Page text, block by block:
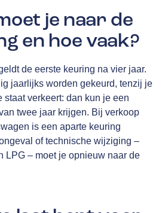
je naar de
en hoe vaak?
de eerste keuring na vier jaar.
jaarlijks worden gekeurd, tenzij je
staat verkeert: dan kun je een
twee jaar krijgen. Bij verkoop
is een aparte keuring
of technische wijziging –
LPG – moet je opnieuw naar de